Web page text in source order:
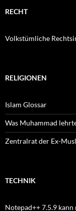
RECHT
Volkstümliche
RELIGIONEN
Islam Glossar
Was Muhammad
Zentralrat der Ex-
TECHNIK
Notepad++ 7.5.9